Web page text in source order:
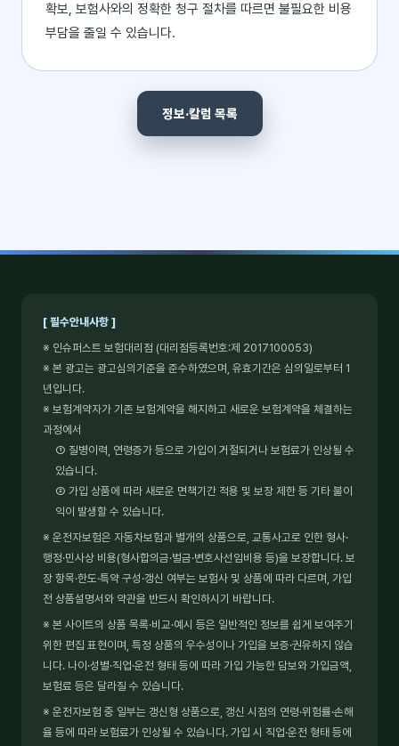
확보, 보험사와의 정확한 청구 절차를 따르면 불필요한 비용
부담을 줄일 수 있습니다.
정보·칼럼 목록
[ 필수안내사항 ]
※ 인슈퍼스트 보험대리점 (대리점등록번호:제 2017100053)
※ 본 광고는 광고심의기준을 준수하였으며, 유효기간은 심의일로부터 1
년입니다.
※ 보험계약자가 기존 보험계약을 해지하고 새로운 보험계약을 체결하는
과정에서
① 질병이력, 연령증가 등으로 가입이 거절되거나 보험료가 인상될 수
있습니다.
② 가입 상품에 따라 새로운 면책기간 적용 및 보장 제한 등 기타 불이
익이 발생할 수 있습니다.
※ 운전자보험은 자동차보험과 별개의 상품으로, 교통사고로 인한 형사·
행정·민사상 비용(형사합의금·벌금·변호사선임비용 등)을 보장합니다. 보
장 항목·한도·특약 구성·갱신 여부는 보험사 및 상품에 따라 다르며, 가입
전 상품설명서와 약관을 반드시 확인하시기 바랍니다.
※ 본 사이트의 상품 목록·비교·예시 등은 일반적인 정보를 쉽게 보여주기
위한 편집 표현이며, 특정 상품의 우수성이나 가입을 보증·권유하지 않습
니다. 나이·성별·직업·운전 형태 등에 따라 가입 가능한 담보와 가입금액,
보험료 등은 달라질 수 있습니다.
※ 운전자보험 중 일부는 갱신형 상품으로, 갱신 시점의 연령·위험률·손해
율 등에 따라 보험료가 인상될 수 있습니다. 가입 시 직업·운전 형태 등에